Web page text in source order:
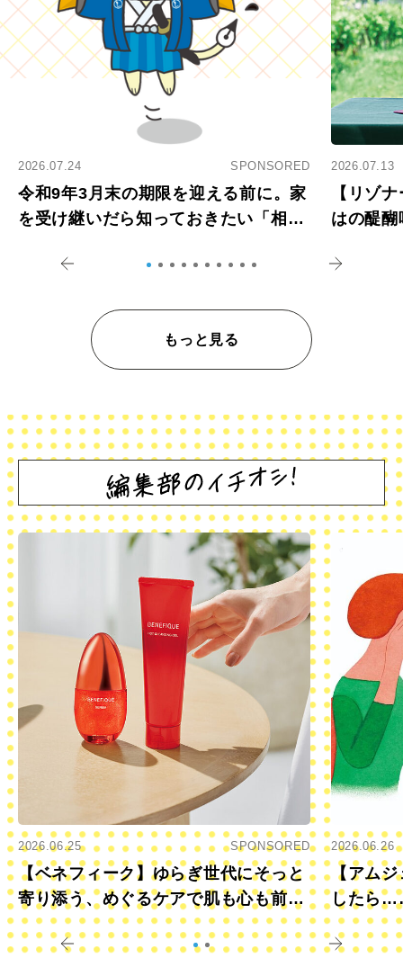
2026.07.24 SPONSORED
令和9年3月末の期限を迎える前に。家
を受け継いだら知っておきたい「相続
2026.07.13
【リゾ
はの醍
もっと見る
2026.06.25 SPONSORED
【ベネフィーク】ゆらぎ世代にそっと
寄り添う、めぐるケアで肌も心も前向
きに
2026.06.26
【アムジ
したら
すか？